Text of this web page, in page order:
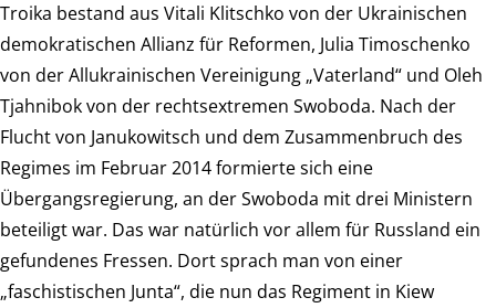
Troika bestand aus Vitali Klitschko von der Ukrainischen
demokratischen Allianz für Reformen, Julia Timoschenko
von der Allukrainischen Vereinigung „Vaterland“ und Oleh
Tjahnibok von der rechtsextremen Swoboda. Nach der
Flucht von Janukowitsch und dem Zusammenbruch des
Regimes im Februar 2014 formierte sich eine
Übergangsregierung, an der Swoboda mit drei Ministern
beteiligt war. Das war natürlich vor allem für Russland ein
gefundenes Fressen. Dort sprach man von einer
„faschistischen Junta“, die nun das Regiment in Kiew